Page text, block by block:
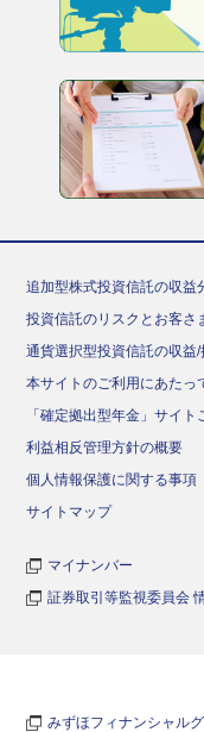
追加型株式投資信託の収益
投資信託のリスクとお客さ
通貨選択型投資信託の収益
本サイトのご利用にあたっ
「確定拠出型年金」サイ
利益相反管理方針の概要
個人情報保護に関する事項
サイトマップ
マイナンバー
証券取引等監視委員会
みずほフィナンシャル